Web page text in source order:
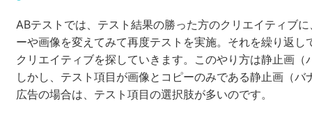
ABテストでは、テスト結果の勝った方のクリエイティブ
ーや画像を変えてみて再度テストを実施。それを繰り返し
クリエイティブを探していきます。このやり方は静止画（
しかし、テスト項目が画像とコピーのみである静止画（
広告の場合は、テスト項目の選択肢が多いのです。